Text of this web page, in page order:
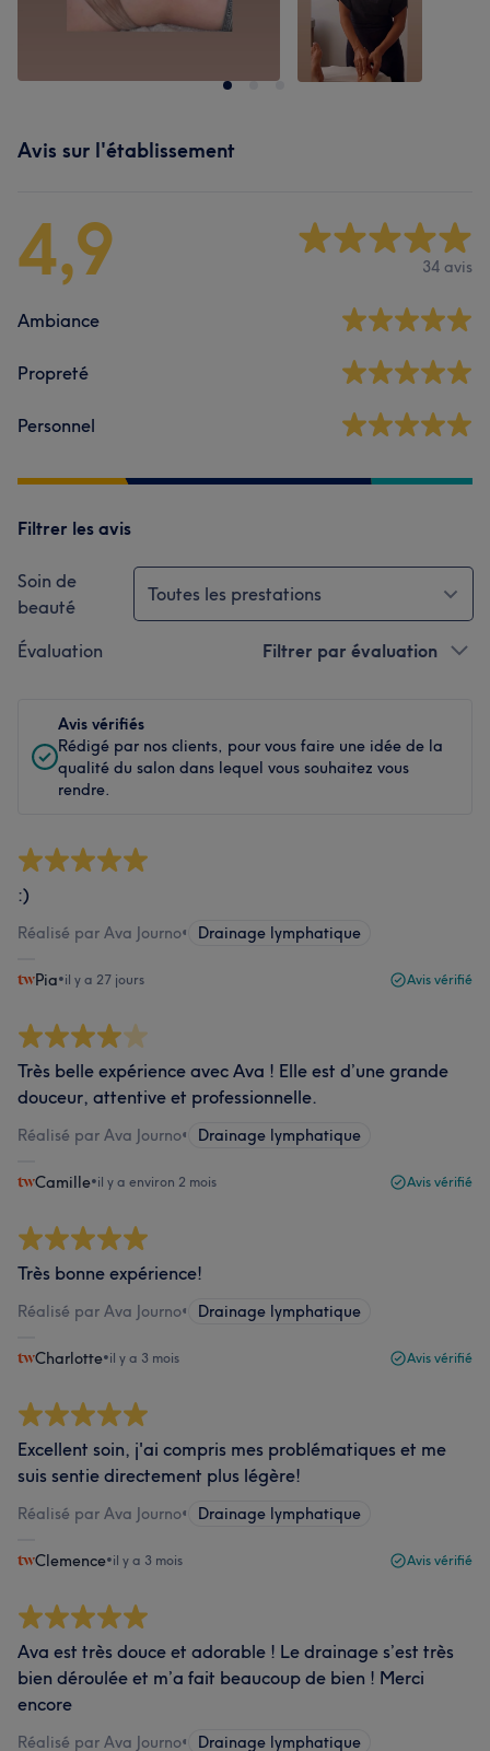
Avis sur l'établissement
4,9 34 avis
Ambiance
Propreté
Personnel
Filtrer les avis
Soin de
beauté
Toutes les prestations
Évaluation Filtrer par évaluation
Avis vérifiés
Rédigé par nos clients, pour vous faire une idée de la
qualité du salon dans lequel vous souhaitez vous
rendre.
:)
Réalisé par Ava Journo• Drainage lymphatique
Pia•il y a 27 jours Avis vérifié
Très belle expérience avec Ava ! Elle est d’une grande
douceur, attentive et professionnelle.
Réalisé par Ava Journo• Drainage lymphatique
Camille•il y a environ 2 mois Avis vérifié
Très bonne expérience!
Réalisé par Ava Journo• Drainage lymphatique
Charlotte•il y a 3 mois Avis vérifié
Excellent soin, j'ai compris mes problématiques et me
suis sentie directement plus légère!
Réalisé par Ava Journo• Drainage lymphatique
Clemence•il y a 3 mois Avis vérifié
Ava est très douce et adorable ! Le drainage s’est très
bien déroulée et m’a fait beaucoup de bien ! Merci
encore
Réalisé par Ava Journo• Drainage lymphatique